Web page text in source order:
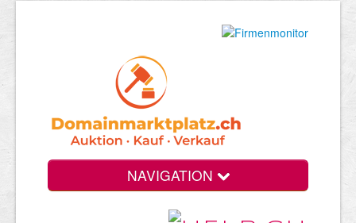
NAVIGATION